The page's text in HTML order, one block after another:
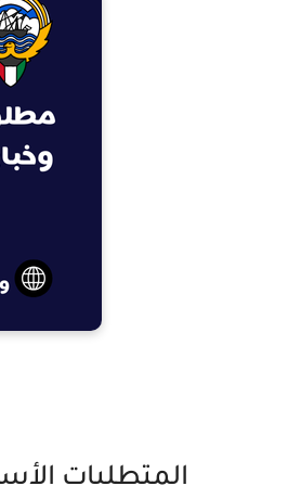
المتطلبات